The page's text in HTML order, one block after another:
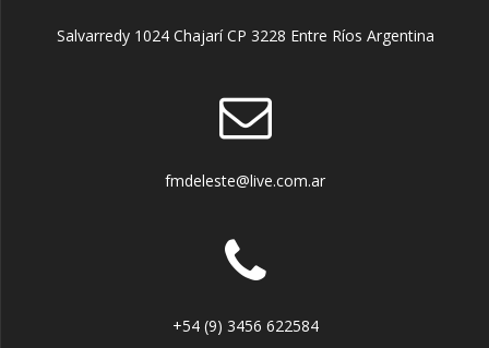
Salvarredy 1024 Chajarí CP 3228 Entre Ríos Argentina
fmdeleste@live.com.ar
+54 (9) 3456 622584